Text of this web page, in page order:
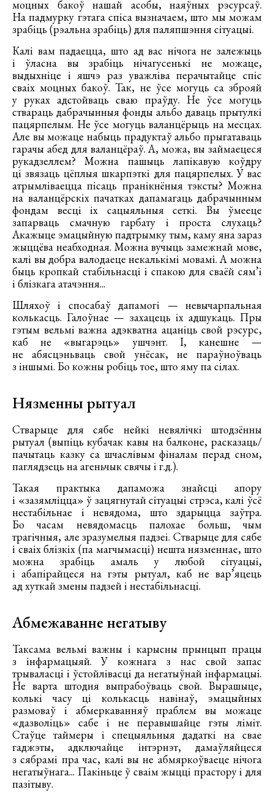
моцных бакоў нашай асобы, наяўных рэсурсаў.
На падмурку гэтага спіса вызначаем, што мы можам
зрабіць (рэальна зрабіць) для паляпшэння сітуацыі.
Калі вам падаецца, што ад вас нічога не залежыць
і ўласна вы зрабіць нічагусенькі не можаце,
выдыхніце і яшчэ раз уважліва перачытайце спіс
сваіх моцных бакоў. Так, не ўсе могуць са зброяй
у руках адстойваць сваю праўду. Не ўсе могуць
ствараць дабрачынныя фонды альбо даваць прытулкі
пацярпелым. Не ўсе могуць валанцёрыць на месцах.
Але вы можаце набыць прадуктаў альбо прыгатаваць
гарачы абед для валанцёраў. А, можа, вы займаецеся
рукадзеллем? Можна пашыць лапікавую коўдру
ці звязаць цёплыя шкарпэткі для пацярпелых. У вас
атрымліваецца пісаць пранікнёныя тэксты? Можна
на валанцёрскіх пачатках дапамагаць дабрачынным
фондам весці іх сацыяльныя сеткі. Вы ўмееце
запарваць смачную гарбату і проста слухаць?
Акажыце эмацыйную падтрымку тым, каму яна зараз
жыццёва неабходная. Можна вучыць замежнай мове,
калі вы добра валодаеце некалькімі мовамі. А можна
быць кропкай стабільнасці і спакою для сваёй сям’і
і блізкага атачэння...
Шляхоў і спосабаў дапамогі — невычарпальная
колькасць. Галоўнае — захацець іх адшукаць. Пры
гэтым вельмі важна адэкватна ацаніць свой рэсурс,
каб не «выгарэць» ушчэнт. І, канешне —
не абясцэньваць свой унёсак, не параўноўваць
з іншымі. Бо кожны робіць тое, што яму па сілах.
Нязменны рытуал
Стварыце для сябе нейкі невялічкі штодзённы
рытуал (выпіць кубачак кавы на балконе, расказаць/
пачытаць казку са шчаслівым фіналам перад сном,
паглядзець на агеньчык свячы і г.д.).
Такая практыка дапаможа знайсці апору
і «зазямліцца» ў зацягнутай сітуацыі стрэса, калі ўсё
нестабільнае і невядома, што здарыцца заўтра.
Бо часам невядомасць палохае больш, чым
трагічныя, але зразумелыя падзеі. Стварыце для сябе
і сваіх блізкіх (па магчымасці) нешта нязменнае, што
можна зрабіць амаль у любой сітуацыі,
і абапірайцеся на гэты рытуал, каб не вар’яцець
ад хуткай змены падзей і нестабільнасці.
Абмежаванне негатыву
Таксама вельмі важны і карысны прынцып працы
з інфармацыяй. У кожнага з нас свой запас
трываласці і ўстойлівасці да негатыўнай інфармацыі.
Не варта штодня выпрабоўваць свой. Вырашыце,
колькі часу ці колькасць навінаў, эмацыйных
размоваў і абмеркаванняў праблем вы можаце
«дазволіць» сабе і не перавышайце гэты ліміт.
Стаўце таймеры і спецыяльныя дадаткі на свае
гаджэты, адключайце інтэрнэт, дамаўляйцеся
з сябрамі пра час, калі вы не абмяркоўваеце нічога
негатыўнага... Пакіньце ў сваім жыцці прастору і для
пазітыву.